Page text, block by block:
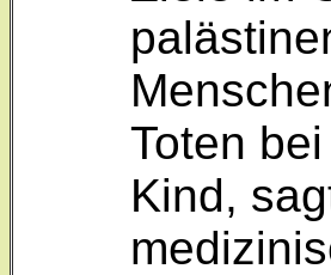
Toten
Kind,